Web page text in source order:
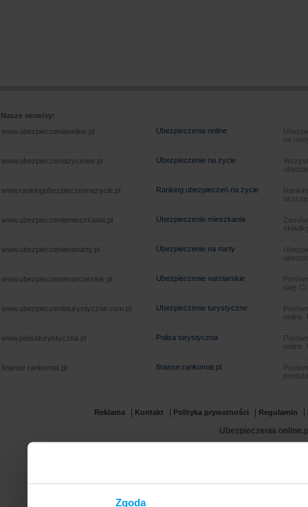
Zgoda
Nasze serwisy:
www.ubezpieczeniaonline.pl
Ubezpieczenia online
na
www.ubezpieczeniazyciowe.pl Ubezpieczenie na życie
www.rankingubezpieczennazycie.pl Ranking ubezpieczeń na życie
www.ubezpieczeniemieszkania.pl Ubezpieczenie mieszkania
www.ubezpieczenienanarty.pl Ubezpieczenie na narty
www.ubezpieczenienarciarskie.pl Ubezpieczenie narciarskie
daję
www.ubezpieczenieturystyczne.com.pl Ubezpieczenie turystyczne
www.polisaturystyczna.pl Polisa turystyczna
finanse.rankomat.pl finanse.rankomat.pl
Reklama Kontakt Polityka prywatności Regulamin
Ubezpieczenia